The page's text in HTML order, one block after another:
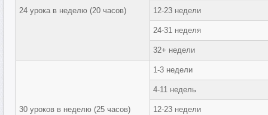
24 урока в неделю (20 часов) 12-23 недели
24-31 неделя
32+ недели
30 уроков в неделю (25 часов)
1-3 недели
4-11 недель
12-23 недели